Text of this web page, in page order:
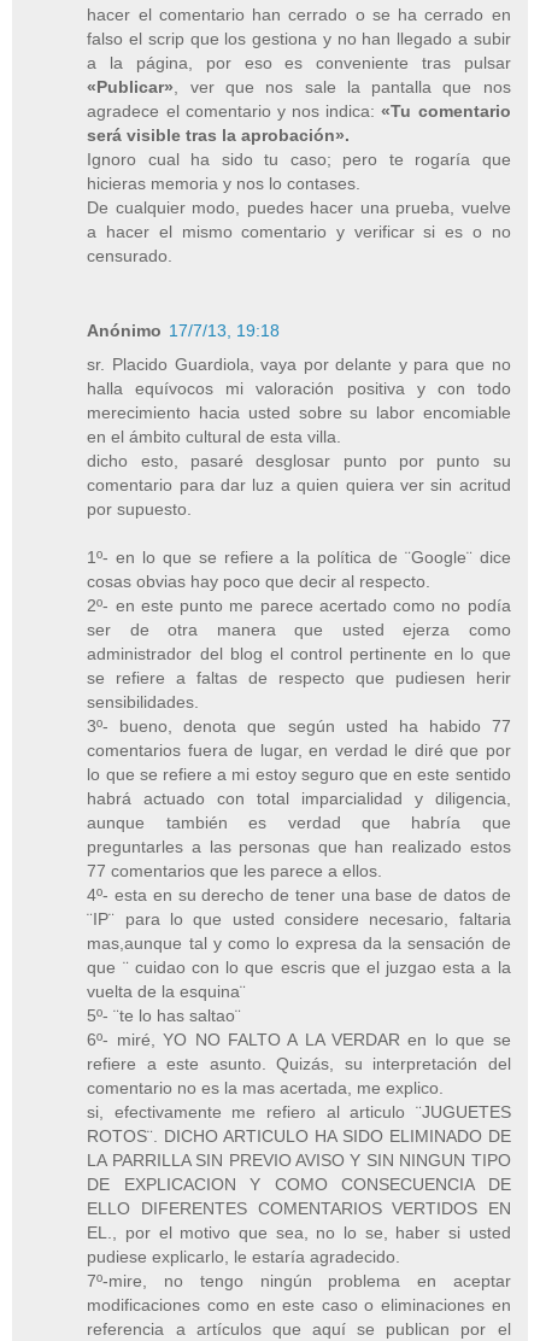
hacer el comentario han cerrado o se ha cerrado en
falso el scrip que los gestiona y no han llegado a subir
a la página, por eso es conveniente tras pulsar
«Publicar» , ver que nos sale la pantalla que nos
agradece el comentario y nos indica:«Tu comentario
será visible tras la aprobación».
Ignoro cual ha sido tu caso; pero te rogaría que
hicieras memoria y nos lo contases.
De cualquier modo, puedes hacer una prueba, vuelve
a hacer el mismo comentario y verificar si es o no
censurado.
Anónimo 17/7/13, 19:18
sr. Placido Guardiola, vaya por delante y para que no
halla equívocos mi valoración positiva y con todo
merecimiento hacia usted sobre su labor encomiable
en el ámbito cultural de esta villa.
dicho esto, pasaré desglosar punto por punto su
comentario para dar luz a quien quiera ver sin acritud
por supuesto.
1º- en lo que se refiere a la política de ¨Google¨ dice
cosas obvias hay poco que decir al respecto.
2º- en este punto me parece acertado como no podía
ser de otra manera que usted ejerza como
administrador del blog el control pertinente en lo que
se refiere a faltas de respecto que pudiesen herir
sensibilidades.
3º- bueno, denota que según usted ha habido 77
comentarios fuera de lugar, en verdad le diré que por
lo que se refiere a mi estoy seguro que en este sentido
habrá actuado con total imparcialidad y diligencia,
aunque también es verdad que habría que
preguntarles a las personas que han realizado estos
77 comentarios que les parece a ellos.
4º- esta en su derecho de tener una base de datos de
¨IP¨ para lo que usted considere necesario, faltaria
mas,aunque tal y como lo expresa da la sensación de
que ¨ cuidao con lo que escris que el juzgao esta a la
vuelta de la esquina¨
5º- ¨te lo has saltao¨
6º- miré, YO NO FALTO A LA VERDAR en lo que se
refiere a este asunto. Quizás, su interpretación del
comentario no es la mas acertada, me explico.
si, efectivamente me refiero al articulo ¨JUGUETES
ROTOS¨. DICHO ARTICULO HA SIDO ELIMINADO DE
LA PARRILLA SIN PREVIO AVISO Y SIN NINGUN TIPO
DE EXPLICACION Y COMO CONSECUENCIA DE
ELLO DIFERENTES COMENTARIOS VERTIDOS EN
EL., por el motivo que sea, no lo se, haber si usted
pudiese explicarlo, le estaría agradecido.
7º-mire, no tengo ningún problema en aceptar
modificaciones como en este caso o eliminaciones en
referencia a artículos que aquí se publican por el